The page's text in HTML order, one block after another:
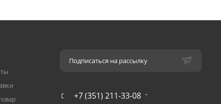
Подписаться на рассылку
+7 (351) 211-33-08